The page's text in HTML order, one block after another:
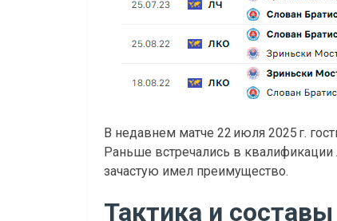
В недавнем матче 22 июля 2025 г.
Раньше встречались в
зачастую имел преимущество.
Тактика и